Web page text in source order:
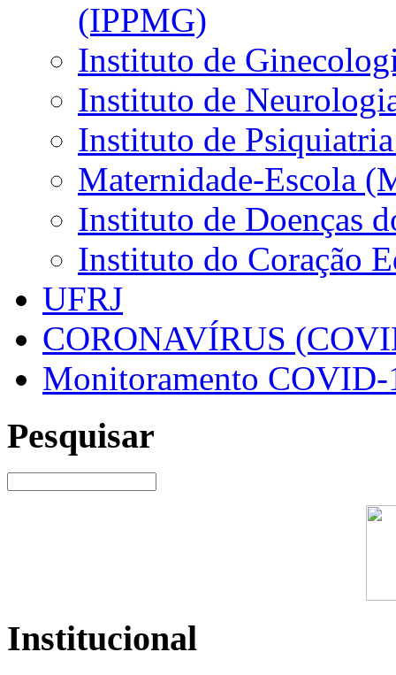
(IPPMG)
Instituto de
Instituto de
Instituto de
Maternidade-Escola
Instituto de Doenças
Instituto do Coração
UFRJ
CORONAVÍRUS
Monitoramento COVID-
Pesquisar
Institucional